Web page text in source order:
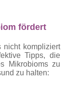
fördert
nicht kompliziert
Tipps, die
Mikrobioms zu
zu halten: